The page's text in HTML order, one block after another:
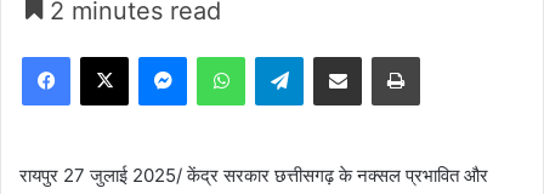
2 minutes read
Facebook
X MessengerWhatsAppTelegramShare via Email Print
रायपुर 27 जुलाई 2025/ केंद्र सरकार छत्तीसगढ़ के नक्सल प्रभावित और